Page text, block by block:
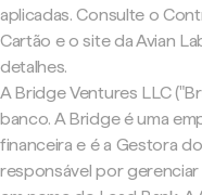
aplicadas. Consulte o
Cartão e o site da Avian
detalhes.
A Bridge Ventures LLC
banco. A Bridge é uma
financeira e é a Gestora
responsável por